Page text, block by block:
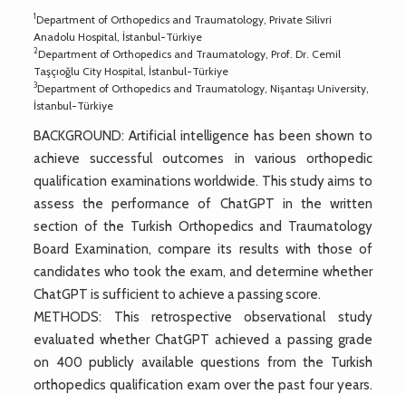
1Department of Orthopedics and Traumatology, Private Silivri
Anadolu Hospital, İstanbul-Türkiye
2Department of Orthopedics and Traumatology, Prof. Dr. Cemil
Taşçıoğlu City Hospital, İstanbul-Türkiye
3Department of Orthopedics and Traumatology, Nişantaşı University,
İstanbul-Türkiye
BACKGROUND: Artificial intelligence has been shown to
achieve successful outcomes in various orthopedic
qualification examinations worldwide. This study aims to
assess the performance of ChatGPT in the written
section of the Turkish Orthopedics and Traumatology
Board Examination, compare its results with those of
candidates who took the exam, and determine whether
ChatGPT is sufficient to achieve a passing score.
METHODS: This retrospective observational study
evaluated whether ChatGPT achieved a passing grade
on 400 publicly available questions from the Turkish
orthopedics qualification exam over the past four years.